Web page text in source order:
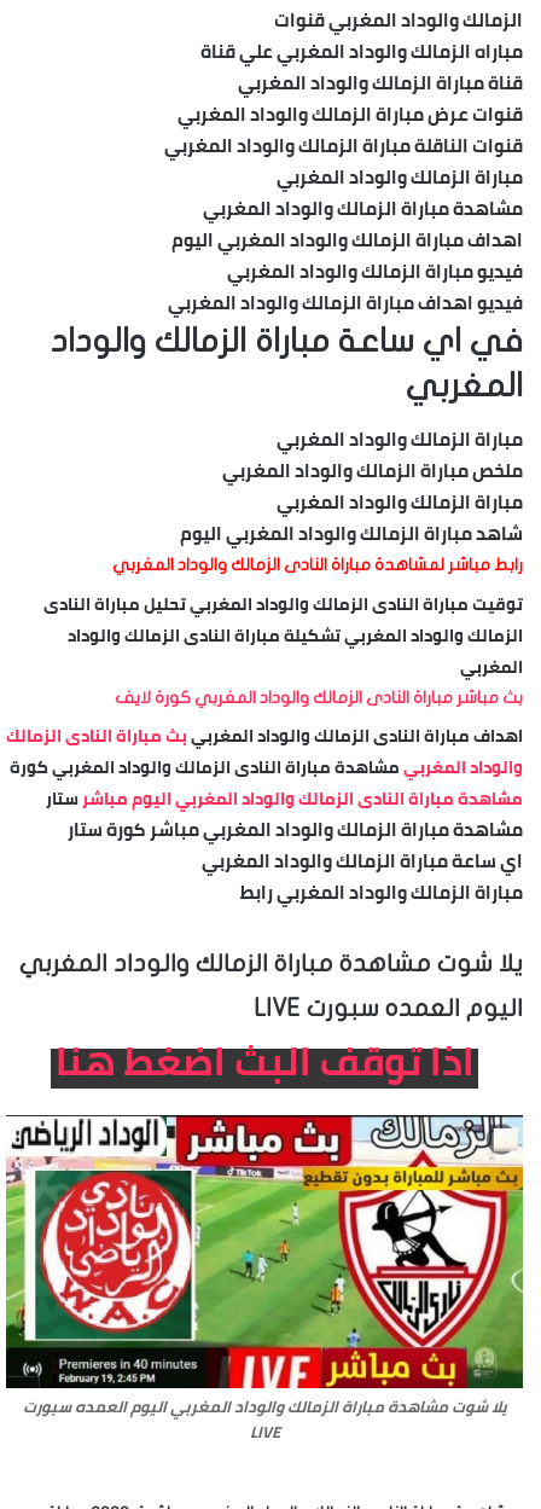
الزمالك والوداد المغربي قنوات
مباراه الزمالك والوداد المغربي علي قناة
قناة مباراة الزمالك والوداد المغربي
قنوات عرض مباراة الزمالك والوداد المغربي
قنوات الناقلة مباراة الزمالك والوداد المغربي
مباراة الزمالك والوداد المغربي
مشاهدة مباراة الزمالك والوداد المغربي
اهداف مباراة الزمالك والوداد المغربي اليوم
فيديو مباراة الزمالك والوداد المغربي
فيديو اهداف مباراة الزمالك والوداد المغربي
في اي ساعة مباراة الزمالك والوداد
المغربي
مباراة الزمالك والوداد المغربي
ملخص مباراة الزمالك والوداد المغربي
مباراة الزمالك والوداد المغربي
شاهد مباراة الزمالك والوداد المغربي اليوم
رابط مباشر لمشاهدة مباراة النادى الزمالك والوداد المغربي
توقيت مباراة النادى الزمالك والوداد المغربي تحليل مباراة النادى
الزمالك والوداد المغربي تشكيلة مباراة النادى الزمالك والوداد
المغربي
بث مباشر مباراة النادى الزمالك والوداد المغربي كورة لايف
اهداف مباراة النادى الزمالك والوداد المغربيبث مباراة النادى الزمالك
والوداد المغربيمشاهدة مباراة النادى الزمالك والوداد المغربي كورة
مشاهدة مباراة النادى الزمالك والوداد المغربي اليوم مباشرستار
مشاهدة مباراة الزمالك والوداد المغربي مباشر كورة ستار
اي ساعة مباراة الزمالك والوداد المغربي
مباراة الزمالك والوداد المغربي رابط
يلا شوت مشاهدة مباراة الزمالك والوداد المغربي
اليوم العمده سبورت LIVE
اذا توقف البث اضغط هنا
يلا شوت مشاهدة مباراة الزمالك والوداد المغربي اليوم العمده سبورت
LIVE